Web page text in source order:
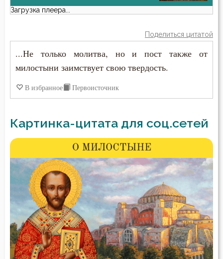
Загрузка плеера...
Поделиться цитатой
...Не только молитва, но и пост также от
милостыни заимствует свою твердость.
В избранное Первоисточник
Картинка-цитата для соц.сетей